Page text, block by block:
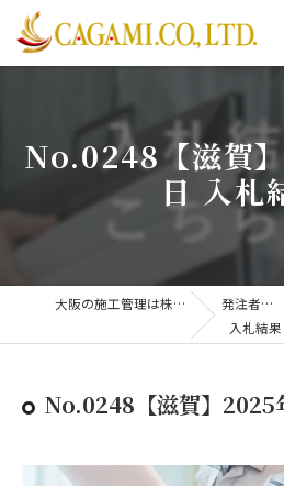
No.0248【滋賀
日 入札
大阪の施工管理は株式会社CAGAMI
発注者支援業務
入札結果
No.0248【滋賀】2025